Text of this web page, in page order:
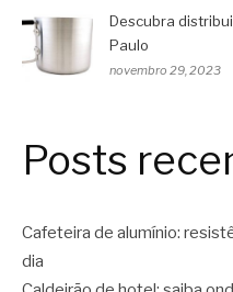
Descubra
Paulo
novembro 29, 2023
Posts
Cafeteira de alumínio:
dia